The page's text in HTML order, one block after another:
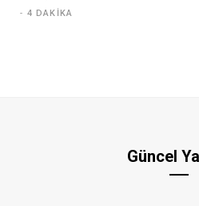
4 DAKIKA
Güncel